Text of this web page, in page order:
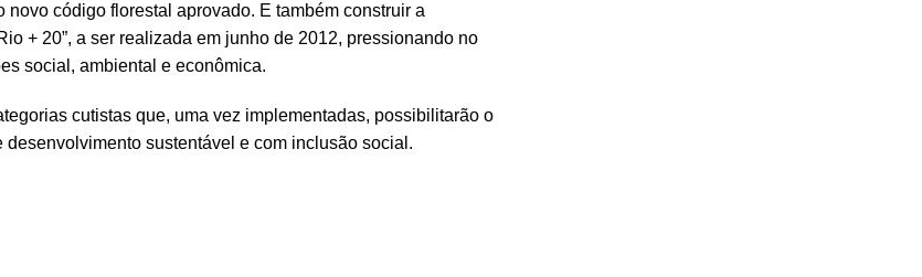
código florestal aprovado. E também construir a
+ 20”, a ser realizada em junho de 2012, pressionando no
social, ambiental e econômica.
cutistas que, uma vez implementadas, possibilitarão o
sustentável e com inclusão social.